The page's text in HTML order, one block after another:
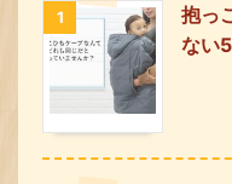
1
抱っ
ない